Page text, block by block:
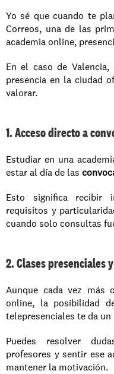
Yo sé que cuando te
Correos, una de las
academia online,
En el caso de
presencia en la ciudad
valorar.
1. Acceso directo a
Estudiar en una
estar al día de las
Esto significa recibir
requisitos y
cuando solo consultas
2. Clases presenciales
Aunque cada vez más
online, la posibilidad
telepresenciales te da un
Puedes resolver
profesores y sentir ese
mantener la motivación.